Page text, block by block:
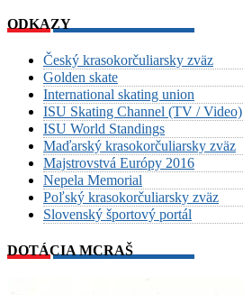
ODKAZY
Český krasokorčuliarsky zväz
Golden skate
International skating union
ISU Skating Channel (TV / Video)
ISU World Standings
Maďarský krasokorčuliarsky zväz
Majstrovstvá Európy 2016
Nepela Memorial
Poľský krasokorčuliarsky zväz
Slovenský športový portál
DOTÁCIA MCRAŠ